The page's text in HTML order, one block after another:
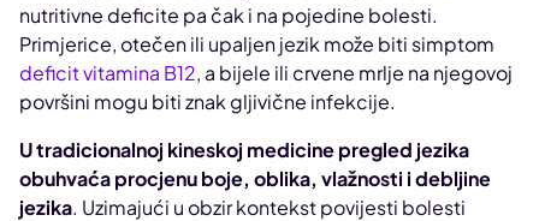
nutritivne deficite pa čak i na pojedine bolesti.
Primjerice, otečen ili upaljen jezik može biti simptom
deficit vitamina B12, a bijele ili crvene mrlje na njegovoj
površini mogu biti znak gljivične infekcije.
U tradicionalnoj kineskoj medicine pregled jezika
obuhvaća procjenu boje, oblika, vlažnosti i debljine
jezika. Uzimajući u obzir kontekst povijesti bolesti